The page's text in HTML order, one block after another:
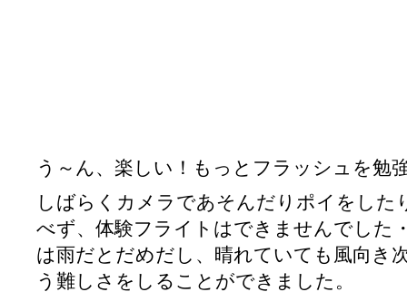
う～ん、楽しい！もっとフラッシュを勉
しばらくカメラであそんだりポイをした
べず、体験フライトはできませんでした
は雨だとだめだし、晴れていても風向き
う難しさをしることができました。